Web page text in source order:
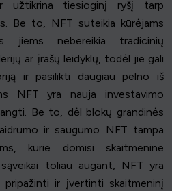
užtikrina tiesioginį ryšį tarp
Be to, NFT suteikia kūrėjams
jiems nebereikia tradicinių
ar įrašų leidyklų, todėl jie gali
ir pasilikti daugiau pelno iš
NFT yra nauja investavimo
Be to, dėl blokų grandinės
ir saugumo NFT tampa
kurie domisi skaitmenine
sąveikai toliau augant, NFT yra
pripažinti ir įvertinti skaitmeninį